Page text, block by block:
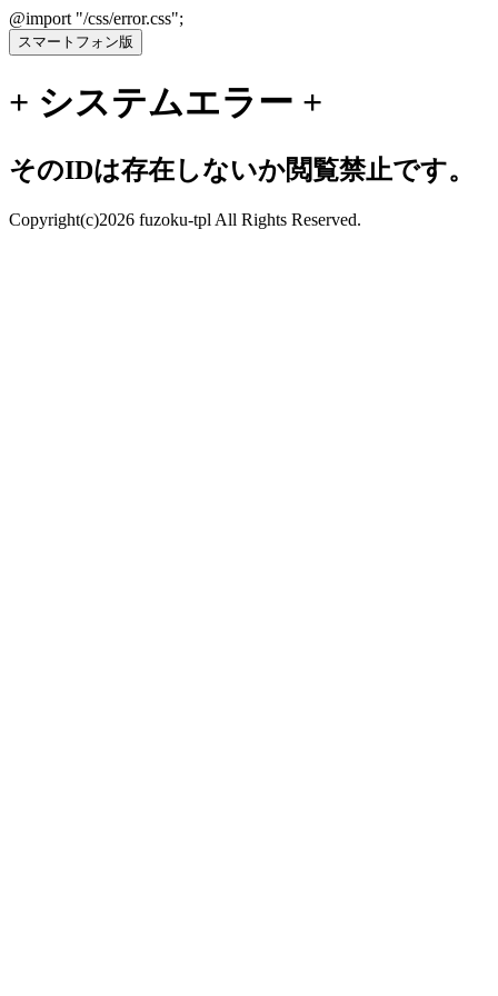
@import "/css/error.css";
+ システムエラー +
そのIDは存在しないか閲覧禁止です。
Copyright(c)2026 fuzoku-tpl All Rights Reserved.